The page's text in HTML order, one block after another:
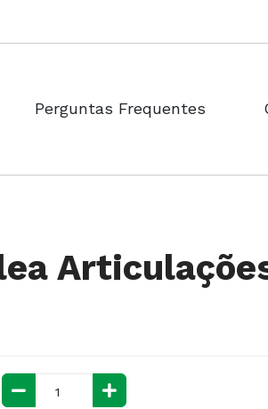
Perguntas Frequentes